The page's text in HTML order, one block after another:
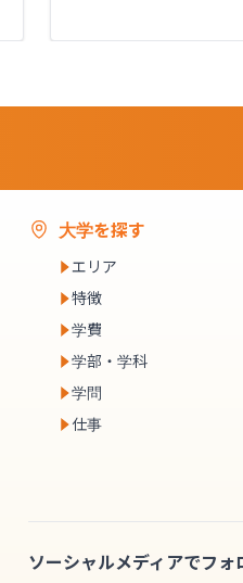
大学を探す
エリア
特徴
学費
学部・学科
学問
仕事
ソーシャルメディアでフォ